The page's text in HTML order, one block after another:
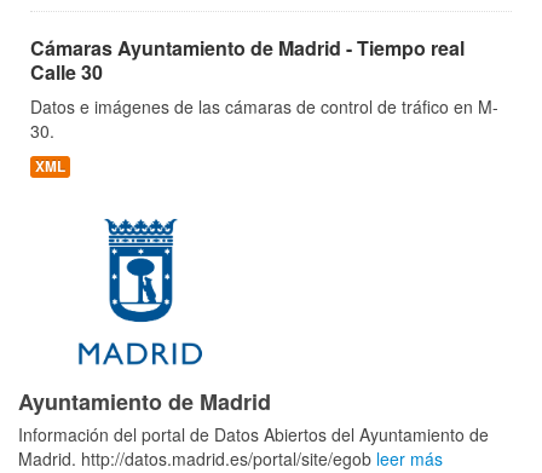
Cámaras Ayuntamiento de Madrid - Tiempo real
Calle 30
Datos e imágenes de las cámaras de control de tráfico en M-
30.
XML
Ayuntamiento de Madrid
Información del portal de Datos Abiertos del Ayuntamiento de
Madrid. http://datos.madrid.es/portal/site/egob leer más